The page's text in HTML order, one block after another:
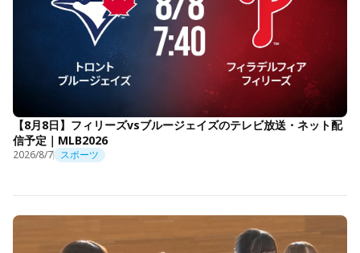
【8月8日】フィリーズvsブルージェイズのテレビ放送・ネット配
信予定｜MLB2026
2026/8/7 スポーツ